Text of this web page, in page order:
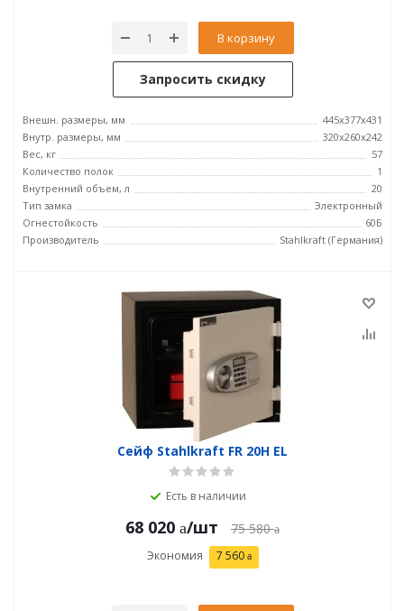
В корзину
Запросить скидку
Внешн. размеры, мм
445x377x431
Внутр. размеры, мм
320x260x242
Вес, кг
57
Количество полок
1
Внутренний объем, л
20
Тип замка
Электронный
Огнестойкость
60Б
Производитель
Stahlkraft (Германия)
Сейф Stahlkraft FR 20H EL
Есть в наличии
68 020 /шт 75 580
Экономия 7 560